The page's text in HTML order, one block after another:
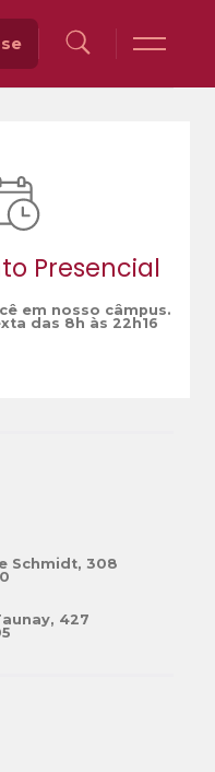
Presencial
em nosso câmpus.
das 8h às 22h16
Schmidt, 308
427